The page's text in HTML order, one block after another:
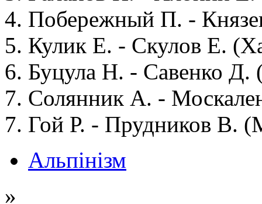
4. Побережный П. -
5. Кулик Е. - Скулов Е.
6. Буцула Н. - Савенко Д.
7. Солянник А. -
7. Гой Р. - Прудников В.
Альпінізм
»